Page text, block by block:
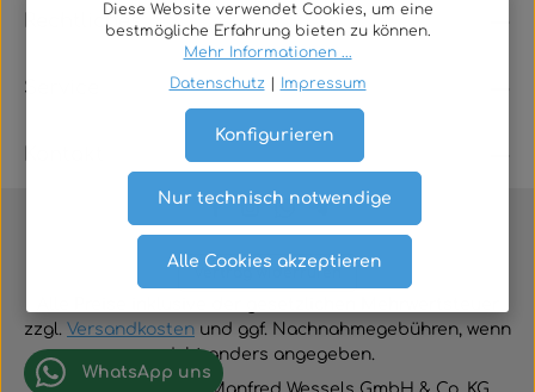
Rechtliches
Service
Vertrag widerrufen
zzgl. Versandkosten und ggf. Nachnahmegebühren, wenn
nicht anders angegeben.
WhatsApp uns
Diese Website verwendet Cookies, um eine
bestmögliche Erfahrung bieten zu können.
Mehr Informationen ...
Datenschutz
Impressum
Nur technisch notwendige
Konfigurieren
Alle Cookies akzeptieren